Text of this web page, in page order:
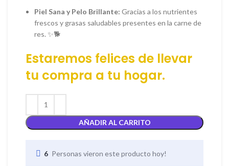
Piel Sana y Pelo Brillante: Gracias a los nutrientes
frescos y grasas saludables presentes en la carne de
res. ✨🐕
Estaremos felices de llevar
tu compra a tu hogar.
AÑADIR AL CARRITO
6 Personas vieron este producto hoy!